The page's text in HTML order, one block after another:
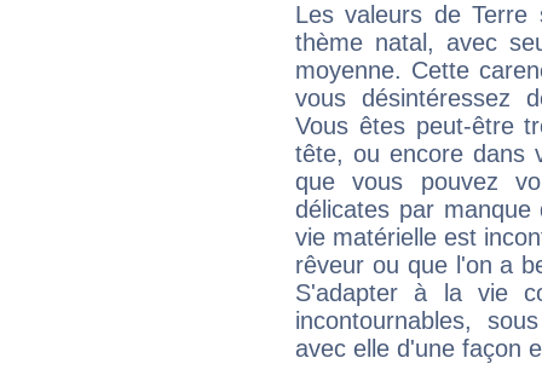
Les valeurs de Terre
thème natal, avec
moyenne. Cette
vous désintéressez
Vous êtes peut-être
tête, ou encore dans
que vous pouvez
délicates par
vie matérielle est
rêveur ou que l'on a
S'adapter à la vie
incontournables,
avec elle d'une façon